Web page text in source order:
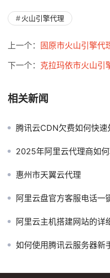
火山引擎代理
上一个： 固原市火山引擎代
下一个： 克拉玛依市火山引
相关新闻
腾讯云CDN欠费如何快速
2025年阿里云代理商如
惠州市天翼云代理
阿里云盘官方客服电话一
阿里云主机搭建网站的详
如何使用腾讯云服务器新